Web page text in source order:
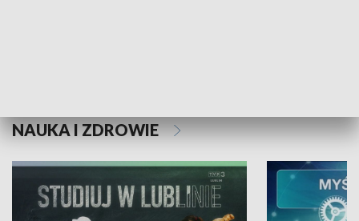
NAUKA I ZDROWIE